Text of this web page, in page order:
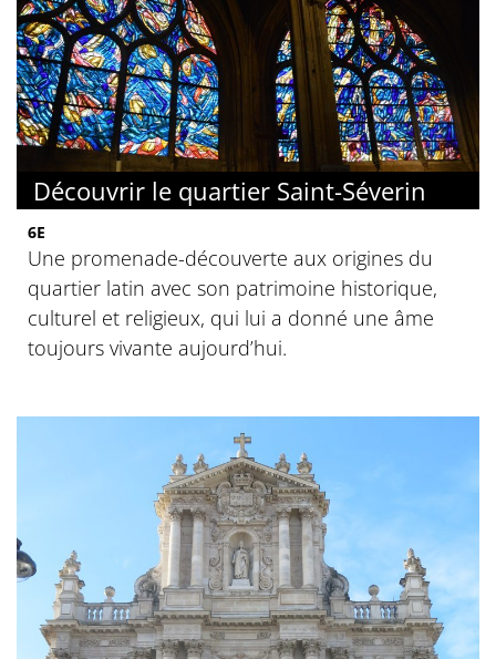
Découvrir le quartier Saint-Séverin
6E
Une promenade-découverte aux origines du
quartier latin avec son patrimoine historique,
culturel et religieux, qui lui a donné une âme
toujours vivante aujourd’hui.